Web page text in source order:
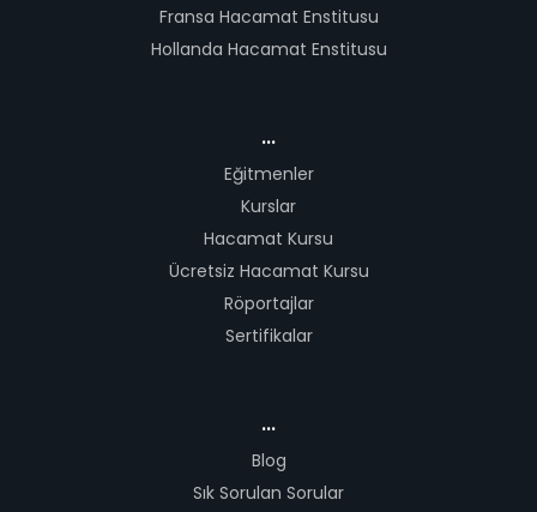
Fransa Hacamat Enstitusu
Hollanda Hacamat Enstitusu
...
Eğitmenler
Kurslar
Hacamat Kursu
Ücretsiz Hacamat Kursu
Röportajlar
Sertifikalar
...
Blog
Sık Sorulan Sorular